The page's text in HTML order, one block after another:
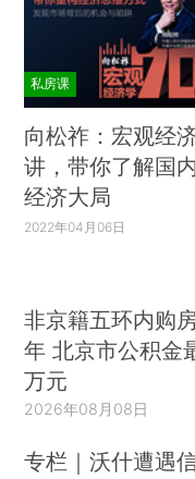
私房课
向松祚：宏观经
讲，带你了解国
经济大局
2022年04月06日
非京籍五环内购
年 北京市公积金
万元
2026年08月08日
专栏｜沃什遭遇